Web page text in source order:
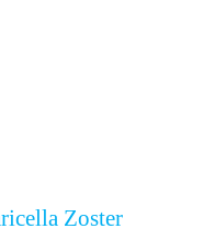
Zoster